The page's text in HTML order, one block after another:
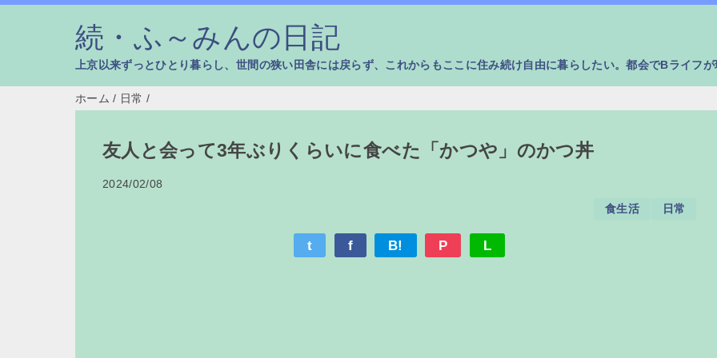
続・ふ～みんの日記
上京以来ずっとひとり暮らし、世間の狭い田舎には戻らず、これからもここに住み続け自由に暮らしたい。都会でBライフ
ホーム / 日常 /
友人と会って3年ぶりくらいに食べた「かつや」のかつ丼
2024/02/08
食生活 日常
t f B! P L